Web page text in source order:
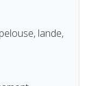
lande,